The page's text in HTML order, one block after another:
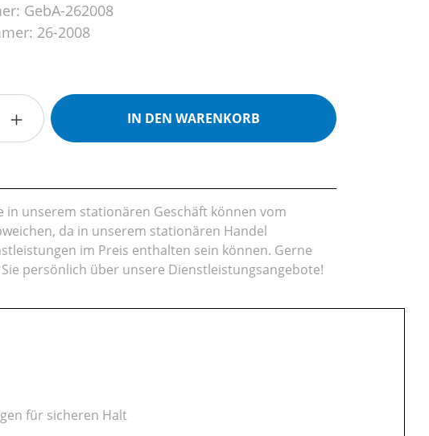
GebA-262008
26-2008
Gib den gewünschten Wert ein oder
IN DEN WARENKORB
in unserem stationären Geschäft können vom
da in unserem stationären Handel
im Preis enthalten sein können. Gerne
persönlich über unsere Dienstleistungsangebote!
für sicheren Halt